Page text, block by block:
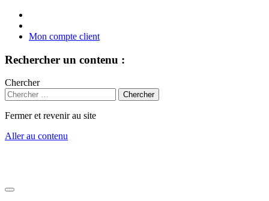
Mon compte client
Rechercher un contenu :
Chercher
Fermer et revenir au site
Aller au contenu